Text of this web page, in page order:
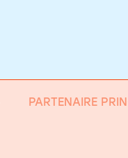
PARTENAIRE